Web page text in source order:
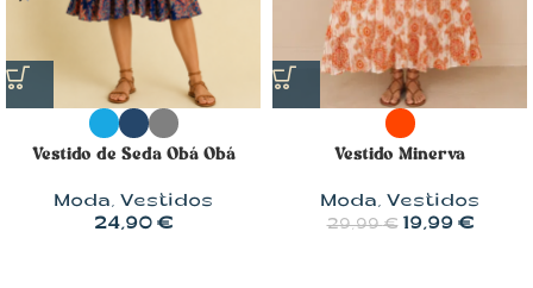
Vestido de Seda Obá Obá
Moda, Vestidos
24,90 €
Vestido Minerva
Moda, Vestidos
29,99€ 19,99 €